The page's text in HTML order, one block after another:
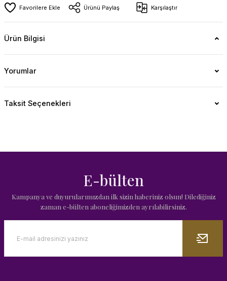
Ürünü Paylaş Karşılaştır
Ürün Bilgisi
Yorumlar
Taksit Seçenekleri
E-bülten
Kampanya ve duyurularımızdan ilk sizin haberiniz olsun! Dilediğiniz
zaman e-bülten aboneliğimizden ayrılabilirsiniz.